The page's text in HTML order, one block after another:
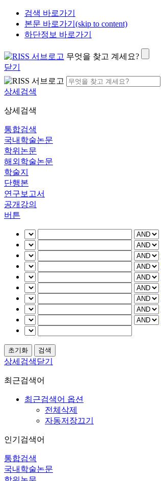
검색 바로가기
본문 바로가기(skip to content)
하단정보 바로가기
무엇을 찾고 계세요?
닫기
상세검색
상세검색
통합검색
국내학술논문
학위논문
해외학술논문
학술지
단행본
연구보고서
공개강의
버튼
상세검색닫기
최근검색어
최근검색어 옵션
전체삭제
자동저장끄기
인기검색어
통합검색
국내학술논문